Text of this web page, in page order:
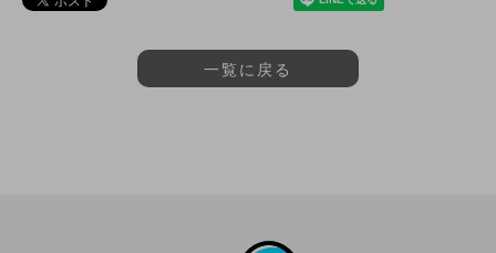
一覧に戻る